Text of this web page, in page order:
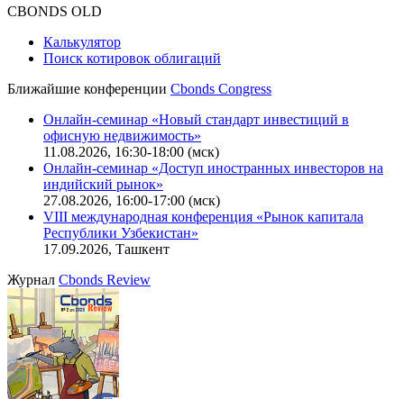
Оферта для юридических лиц
IT-аккредитация
Поиск котировок облигаций
Ближайшие конференцииCbonds Congress
Онлайн-семинар «Новый стандарт инвестиций в
офисную недвижимость»
11.08.2026, 16:30-18:00 (мск)
Онлайн-семинар «Доступ иностранных инвесторов на
индийский рынок»
VIII международная конференция «Рынок капитала
Республики Узбекистан»
17.09.2026, Ташкент
ЖурналCbonds Review